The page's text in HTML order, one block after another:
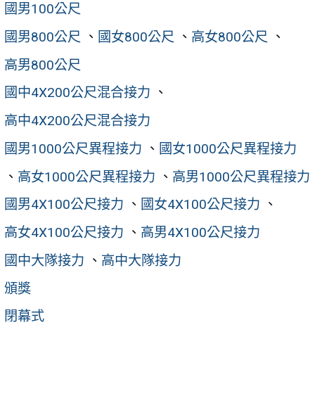
國男100公尺
國男800公尺 、 國女800公尺 、 高女800公尺 、
高男800公尺
國中4X200公尺混合接力 、
高中4X200公尺混合接力
國男1000公尺異程接力 、 國女1000公尺異程接力
、 高女1000公尺異程接力 、 高男1000公尺異程接力
國男4X100公尺接力 、 國女4X100公尺接力 、
高女4X100公尺接力 、 高男4X100公尺接力
國中大隊接力 、 高中大隊接力
頒獎
閉幕式